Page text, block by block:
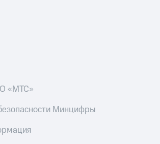
«МТС»
Минцифры